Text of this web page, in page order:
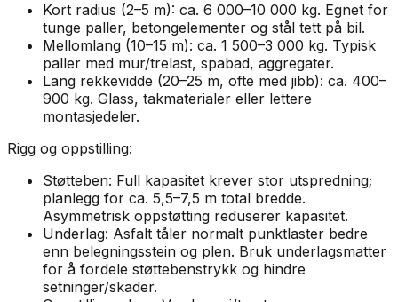
Kort radius (2–5 m): ca. 6 000–10 000 kg. Egnet for
tunge paller, betongelementer og stål tett på bil.
Mellomlang (10–15 m): ca. 1 500–3 000 kg. Typisk
paller med mur/trelast, spabad, aggregater.
Lang rekkevidde (20–25 m, ofte med jibb): ca. 400–
900 kg. Glass, takmaterialer eller lettere
montasjedeler.
Rigg og oppstilling:
Støtteben: Full kapasitet krever stor utspredning;
planlegg for ca. 5,5–7,5 m total bredde.
Asymmetrisk oppstøtting reduserer kapasitet.
Underlag: Asfalt tåler normalt punktlaster bedre
enn belegningsstein og plen. Bruk underlagsmatter
for å fordele støttebenstrykk og hindre
setninger/skader.